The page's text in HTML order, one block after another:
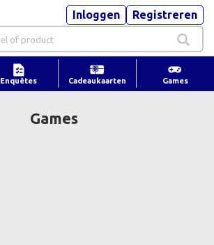
Inloggen Registreren
Enquêtes Cadeaukaarten Games
Games